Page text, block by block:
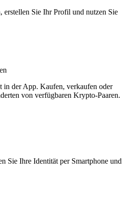
erstellen Sie Ihr Profil und nutzen Sie
in der App. Kaufen, verkaufen oder
von verfügbaren Krypto-Paaren.
Sie Ihre Identität per Smartphone und